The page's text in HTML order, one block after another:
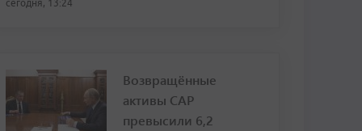
сегодня, 13:24
Возвращённые
активы САР
превысили 6,2